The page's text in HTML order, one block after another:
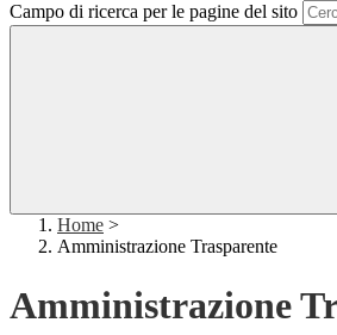
Campo di ricerca per le pagine del sito
Home >
Amministrazione Trasparente
Amministrazione